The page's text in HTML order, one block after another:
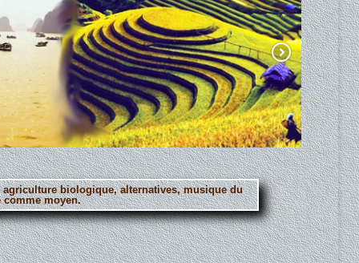
biologique, alternatives, musique du
moyen.